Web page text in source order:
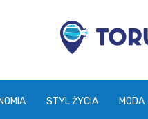
STYL ŻYCIA MODA